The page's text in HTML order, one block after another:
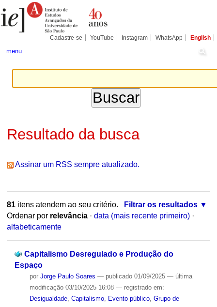
para
conteúdo.
Pessoais
Cadastre-se YouTube Instagram WhatsApp English
menu
Resultado da busca
Assinar um RSS sempre atualizado.
81itens atendem ao seu critério.
Filtrar os resultados
Ordenar por relevância · data (mais recente primeiro) ·
alfabeticamente
Capitalismo Desregulado e Produção do
Espaço
por Jorge Paulo Soares — publicado01/09/2025 — última
modificação03/10/2025 16:08 — registrado em:
Desigualdade, Capitalismo, Evento público, Grupo de